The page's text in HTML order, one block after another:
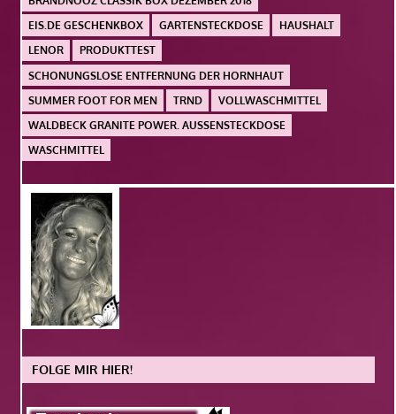
EIS.DE GESCHENKBOX
GARTENSTECKDOSE
HAUSHALT
LENOR
PRODUKTTEST
SCHONUNGSLOSE ENTFERNUNG DER HORNHAUT
SUMMER FOOT FOR MEN
TRND
VOLLWASCHMITTEL
WALDBECK GRANITE POWER. AUSSENSTECKDOSE
WASCHMITTEL
FOLGE MIR HIER!